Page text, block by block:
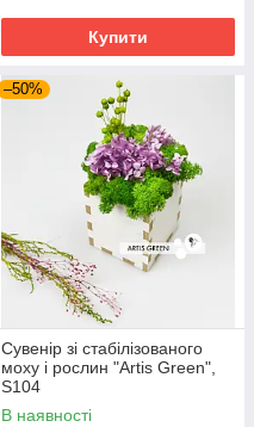
Купити
–50%
Сувенір зі стабілізованого
моху і рослин "Artis Green",
S104
В наявності